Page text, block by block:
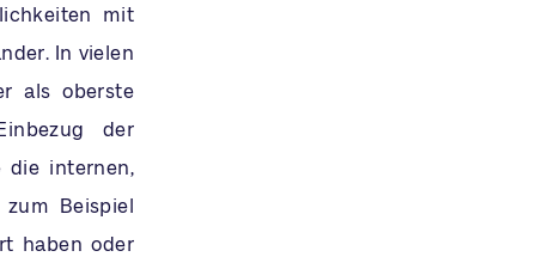
mit
In vielen
als oberste
der
die internen,
Beispiel
haben oder